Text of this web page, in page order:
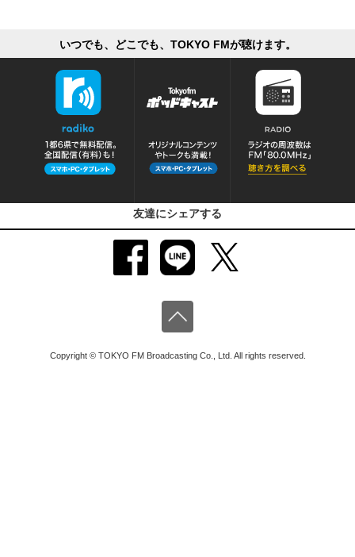
いつでも、どこでも、TOKYO FMが聴けます。
友達にシェアする
Copyright © TOKYO FM Broadcasting Co., Ltd. All rights reserved.